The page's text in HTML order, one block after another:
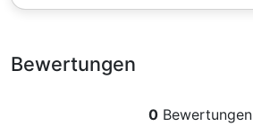
Bewertungen
0 Bewertungen